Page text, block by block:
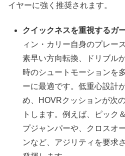
イヤーに強く推奨されます。
クイックネスを重視するガ
ィン・カリー自身のプレー
素早い方向転換、ドリブル
時のシュートモーションを
ーに最適です。低重心設計
め、HOVRクッションが次
トします。例えば、ピック
プジャンパーや、クロスオ
ンなど、アジリティを要求